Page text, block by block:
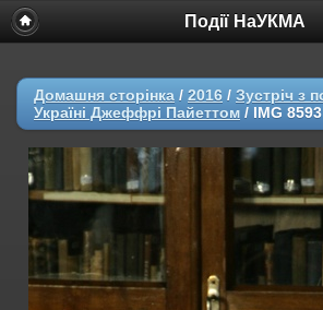
Події НаУКМА
Домашня сторінка / 2016 / Зустріч з
Україні Джеффрі Пайеттом / IMG 8593